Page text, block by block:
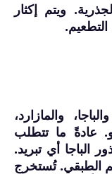
ويتم إكثار
والمازارد،
عادةً ما تتطلب
الباجا أي تبريد.
الطبقي. تُستخرج